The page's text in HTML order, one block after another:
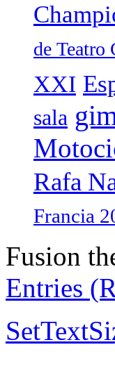
de Teatro
XXI
sala
Rafa
Francia
Fusion
Entries